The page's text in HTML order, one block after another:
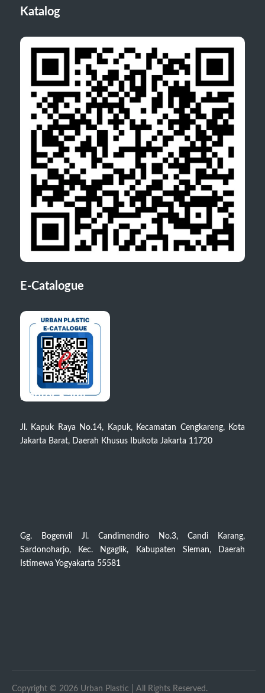
Katalog
E-Catalogue
Kantor Kami
Jl. Kapuk Raya No.14, Kapuk, Kecamatan Cengkareng, Kota
Jakarta Barat, Daerah Khusus Ibukota Jakarta 11720
Gg. Bogenvil Jl. Candimendiro No.3, Candi Karang,
Sardonoharjo, Kec. Ngaglik, Kabupaten Sleman, Daerah
Istimewa Yogyakarta 55581
Copyright © 2026 Urban Plastic | All Rights Reserved.